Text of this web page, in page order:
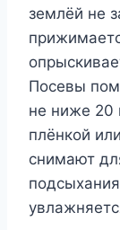
землёй не
Посевы
не ниже 20
плёнкой
снимают